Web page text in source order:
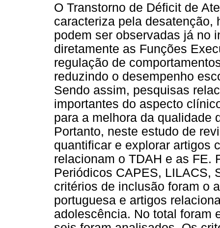
O Transtorno de Déficit de
caracteriza pela desatenção,
podem ser observadas já no
diretamente as Funções
regulação de
reduzindo o desempenho
Sendo assim, pesquisas
importantes do aspecto
para a melhora da qualidade
Portanto, neste estudo de
quantificar e explorar artigos
relacionam o TDAH e as FE.
Periódicos CAPES, LILACS,
critérios de inclusão foram o
portuguesa e artigos
adolescência. No total foram